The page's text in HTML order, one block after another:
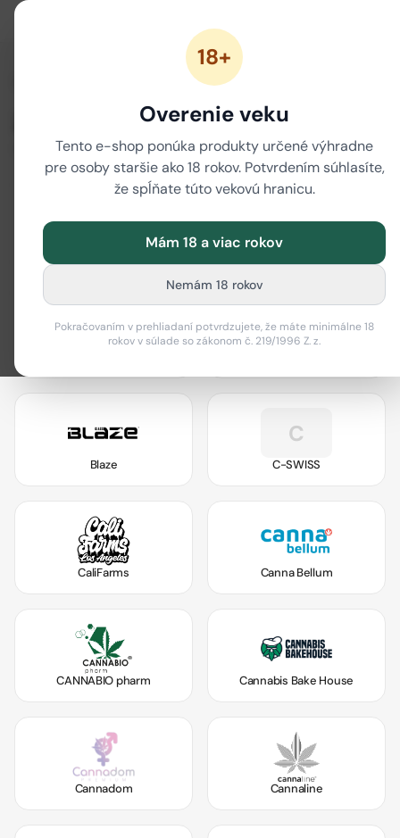
18+
Overenie veku
Tento e-shop ponúka produkty určené výhradne
pre osoby staršie ako 18 rokov. Potvrdením súhlasíte,
že spĺňate túto vekovú hranicu.
Mám 18 a viac rokov
Nemám 18 rokov
Pokračovaním v prehliadaní potvrdzujete, že máte minimálne 18
rokov v súlade so zákonom č. 219/1996 Z. z.
80 značiek
Best Buds
Blaze
C
C-SWISS
CaliFarms Canna Bellum
CANNABIO pharm Cannabis Bake House
Cannadom Cannaline